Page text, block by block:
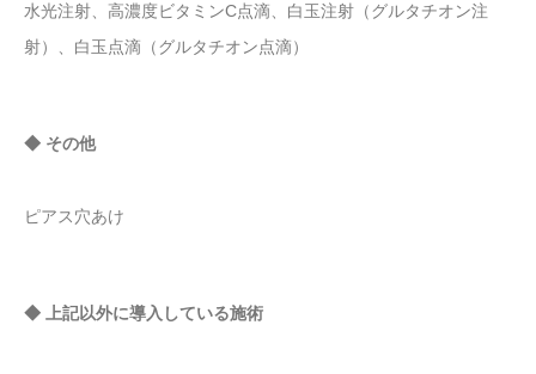
水光注射、高濃度ビタミンC点滴、白玉注射（グルタチオン注
射）、白玉点滴（グルタチオン点滴）
◆ その他
ピアス穴あけ
◆ 上記以外に導入している施術